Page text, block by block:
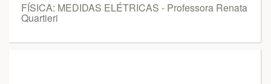
FÍSICA: MEDIDAS ELÉTRICAS - Professora Renata
Quartieri